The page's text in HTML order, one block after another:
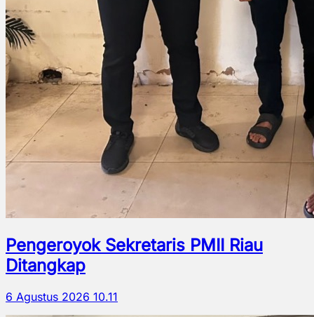
Pengeroyok Sekretaris PMII Riau
Ditangkap
6 Agustus 2026 10.11